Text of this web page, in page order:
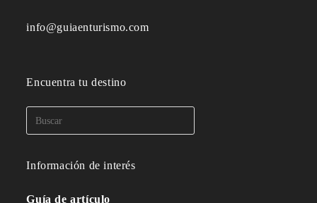
info@guiaenturismo.com
Encuentra tu destino
Información de interés
Guía de artículo